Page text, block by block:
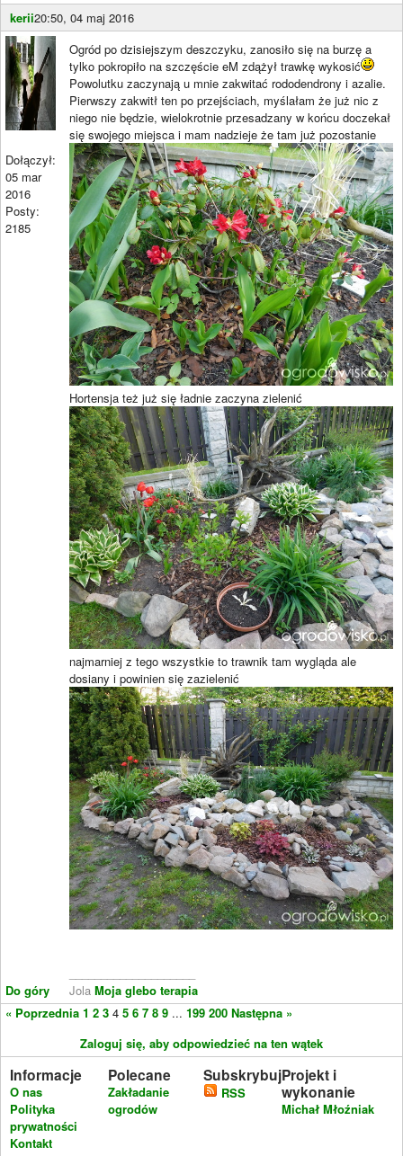
kerii20:50, 04 maj 2016
Dołączył:
05 mar
2016
Posty:
2185
Do góry
Ogród po dzisiejszym deszczyku, zanosiło się na burzę a
tylko pokropiło na szczęście eM zdążył trawkę wykosić
Powolutku zaczynają u mnie zakwitać rododendrony i azalie.
Pierwszy zakwitł ten po przejściach, myślałam że już nic z
niego nie będzie, wielokrotnie przesadzany w końcu doczekał
się swojego miejsca i mam nadzieje że tam już pozostanie
Hortensja też już się ładnie zaczyna zielenić
najmarniej z tego wszystkie to trawnik tam wygląda ale
dosiany i powinien się zazielenić
Jola Moja glebo terapia
« Poprzednia 1 2 3 4 5 6 7 8 9 ... 199 200 Następna »
Zaloguj się, aby odpowiedzieć na ten wątek
Informacje
O nas
Polityka
prywatności
Kontakt
Polecane
Zakładanie
ogrodów
Subskrybuj
RSS
Projekt i
wykonanie
Michał Młoźniak